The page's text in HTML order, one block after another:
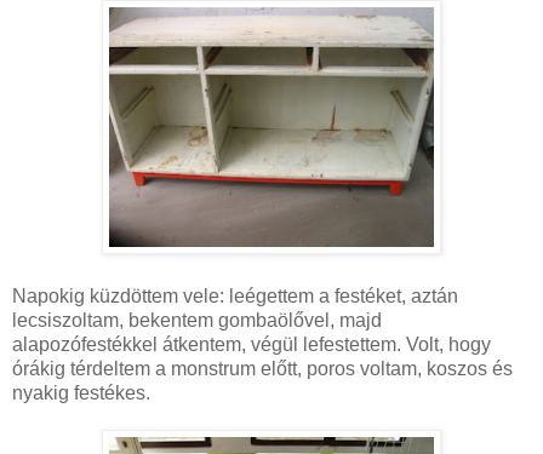
Napokig küzdöttem vele: leégettem a festéket, aztán
lecsiszoltam, bekentem gombaölővel, majd
alapozófestékkel átkentem, végül lefestettem. Volt, hogy
órákig térdeltem a monstrum előtt, poros voltam, koszos és
nyakig festékes.